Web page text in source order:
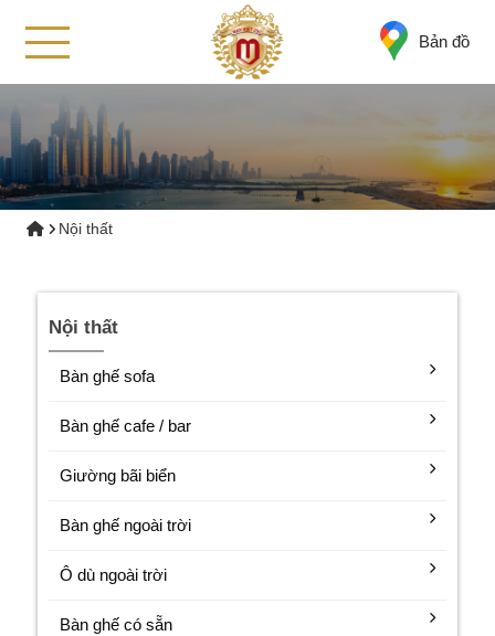
Bản đồ
Nội thất
Nội thất
Bàn ghế sofa
Bàn ghế cafe / bar
Giường bãi biển
Bàn ghế ngoài trời
Ô dù ngoài trời
Bàn ghế có sẵn